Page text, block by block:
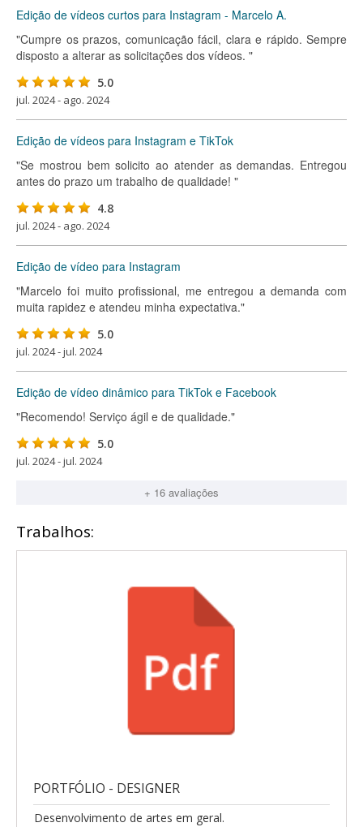
Edição de vídeos curtos para Instagram - Marcelo A.
"Cumpre os prazos, comunicação fácil, clara e rápido. Sempre
disposto a alterar as solicitações dos vídeos. "
5.0
jul. 2024 - ago. 2024
Edição de vídeos para Instagram e TikTok
"Se mostrou bem solicito ao atender as demandas. Entregou
antes do prazo um trabalho de qualidade! "
4.8
jul. 2024 - ago. 2024
Edição de vídeo para Instagram
"Marcelo foi muito profissional, me entregou a demanda com
muita rapidez e atendeu minha expectativa."
5.0
jul. 2024 - jul. 2024
Edição de vídeo dinâmico para TikTok e Facebook
"Recomendo! Serviço ágil e de qualidade."
5.0
jul. 2024 - jul. 2024
+ 16 avaliações
Trabalhos:
PORTFÓLIO - DESIGNER
Desenvolvimento de artes em geral.